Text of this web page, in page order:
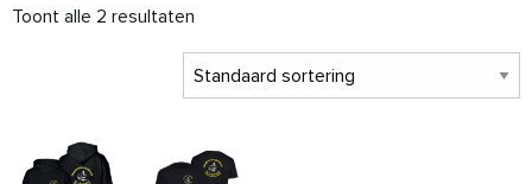
Toont alle 2 resultaten